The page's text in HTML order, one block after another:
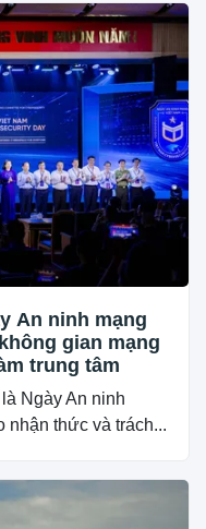
An ninh mạng
gian mạng
trung tâm
Ngày An ninh
nhận thức và trách...